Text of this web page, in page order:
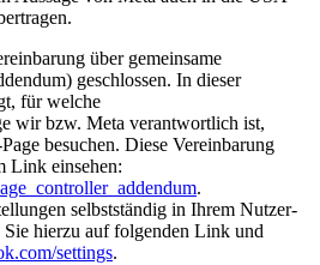
über gemeinsame
geschlossen. In dieser
für welche
wir bzw. Meta verantwortlich ist,
besuchen. Diese Vereinbarung
Link einsehen:
.
selbstständig in Ihrem Nutzer-
hierzu auf folgenden Link und
settings.